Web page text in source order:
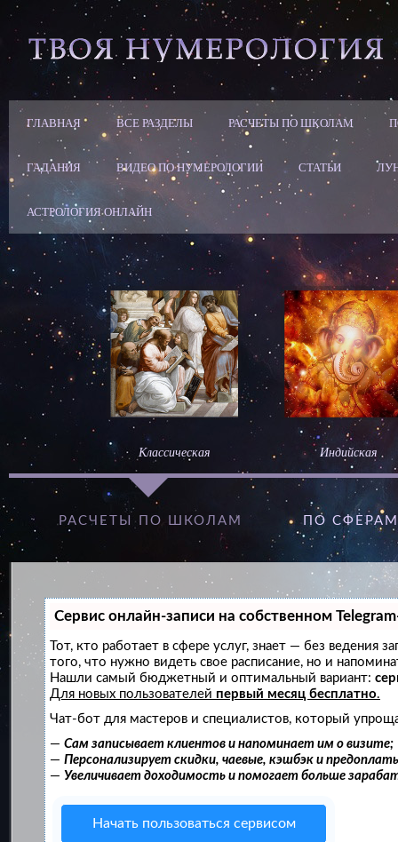
ГЛАВНАЯ ВСЕ РАЗДЕЛЫ РАСЧЕТЫ ПО ШКОЛАМ
ГАДАНИЯ ВИДЕО ПО НУМЕРОЛОГИИ СТАТЬИ
АСТРОЛОГИЯ ОНЛАЙН
Классическая Индийская
РАСЧЕТЫ ПО ШКОЛАМ ПО
Сервис онлайн-записи на собственном
Тот, кто работает в сфере услуг, знает — без ведения
того, что нужно видеть свое расписание, но и
Нашли самый бюджетный и оптимальный вариант:
Для новых пользователей первый месяц бесплатно.
Чат-бот для мастеров и специалистов, который
— Сам записывает клиентов и напоминает им о визите;
— Персонализирует скидки, чаевые, кэшбэк и
— Увеличивает доходимость и помогает больше
Начать пользоваться сервисом